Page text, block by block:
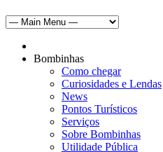
Bombinhas
Como chegar
Curiosidades e Lendas
News
Pontos Turísticos
Serviços
Sobre Bombinhas
Utilidade Pública